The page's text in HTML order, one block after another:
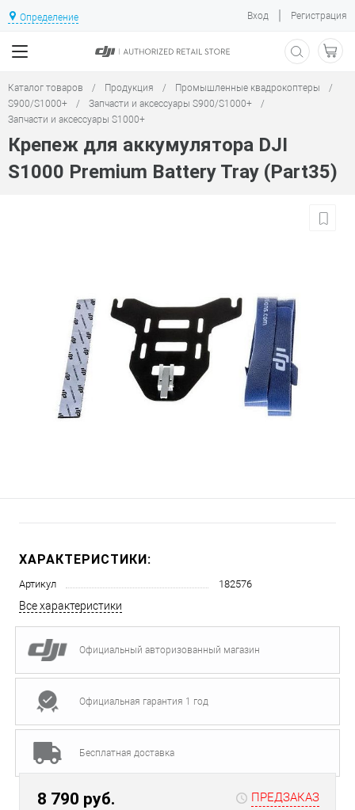
Определение Вход | Регистрация
Каталог товаров / Продукция / Промышленные квадрокоптеры
/
S900/S1000+
/ Запчасти и аксессуары S900/S1000+
/
Запчасти и аксессуары S1000+
Крепеж для аккумулятора DJI
S1000 Premium Battery Tray (Part35)
ХАРАКТЕРИСТИКИ:
Артикул 182576
Все характеристики
Официальный авторизованный магазин
Официальная гарантия 1 год
Бесплатная доставка
8 790 руб. ПРЕДЗАКАЗ